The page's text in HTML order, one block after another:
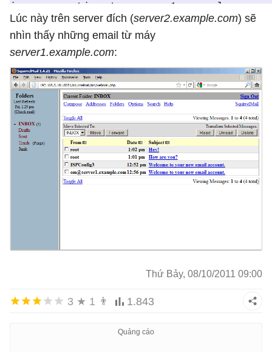
imap conection to server1.example.com
2011-09-30 13:28:28,737 DEBUG
imap conection to server2.example.com
2011-09-30 13:28:28,998 DEBUG
target Folder: Drafts
2011-09-30 13:28:29,030 DEBUG
messages from Drafts Folder
2011-09-30 13:28:29,033 DEBUG
target Folder: Junk
2011-09-30 13:28:29,058 DEBUG
messages from Junk Folder
messages from Trash Folder
2011-09-30 13:28:29,061 DEBUG
2011-09-30 13:28:29,120 DEBUG
Lúc này trên server đích (server2.example.com) sẽ
nhìn thấy những email từ máy
server1.example.com:
Thứ Bảy, 08/10/2011 09:00
3 ★ 1 👨 1.843